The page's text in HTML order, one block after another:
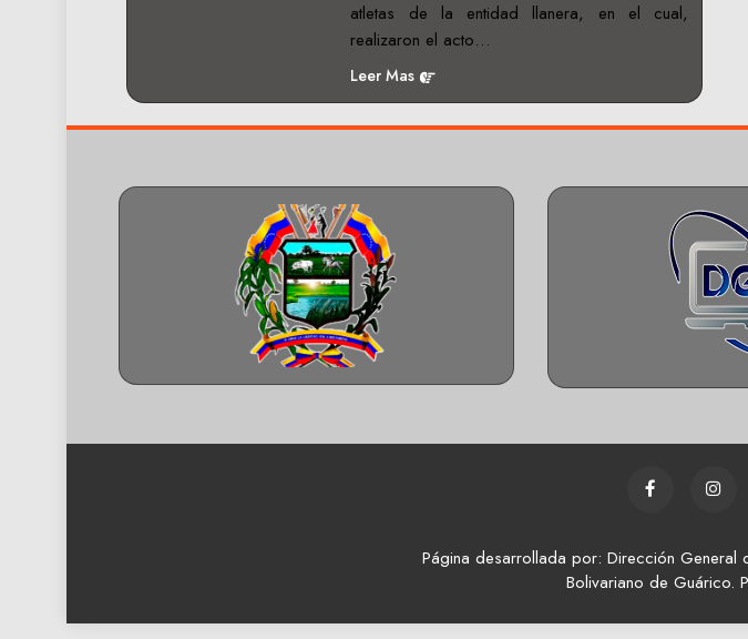
atletas de la entidad llanera, en el cual,
realizaron el acto…
Leer Mas
Página desarrollada por: Dirección
Bolivariano de Guárico.